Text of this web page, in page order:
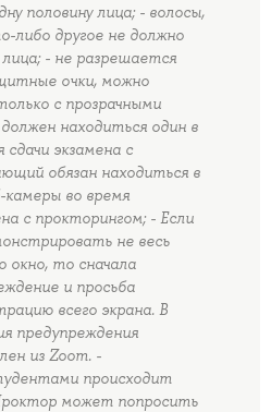
половину лица; - волосы,
либо другое не должно
- не разрешается
очки, можно
с прозрачными
находиться один в
экзамена с
обязан находиться в
камеры во время
с прокторингом; - Если
не весь
окно, то сначала
и просьба
всего экрана. В
предупреждения
из Zoom. -
происходит
может попросить